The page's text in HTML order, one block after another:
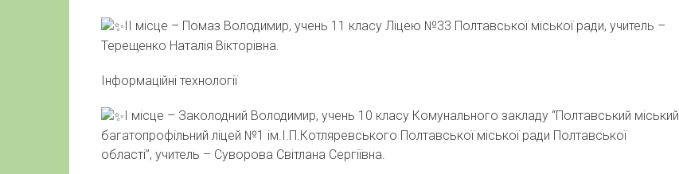
ІІ місце – Помаз Володимир, учень 11 класу Ліцею №33 Полтавської міської ради, учитель –
Терещенко Наталія Вікторівна.
Інформаційні технології
І місце – Заколодний Володимир, учень 10 класу Комунального закладу “Полтавський міський
багатопрофільний ліцей №1 ім.І.П.Котляревського Полтавської міської ради Полтавської
області”, учитель – Суворова Світлана Сергіївна.